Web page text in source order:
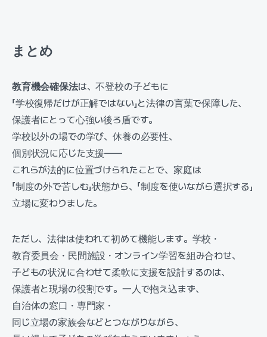
まとめ
教育機会確保法は、不登校の子どもに
「学校復帰だけが正解ではない」と法律の言葉で保障した、
保護者にとって心強い後ろ盾です。
学校以外の場での学び、休養の必要性、
個別状況に応じた支援——
これらが法的に位置づけられたことで、家庭は
「制度の外で苦しむ」状態から、「制度を使いながら選択する」
立場に変わりました。
ただし、法律は使われて初めて機能します。学校・
教育委員会・民間施設・オンライン学習を組み合わせ、
子どもの状況に合わせて柔軟に支援を設計するのは、
保護者と現場の役割です。一人で抱え込まず、
自治体の窓口・専門家・
同じ立場の家族会などとつながりながら、